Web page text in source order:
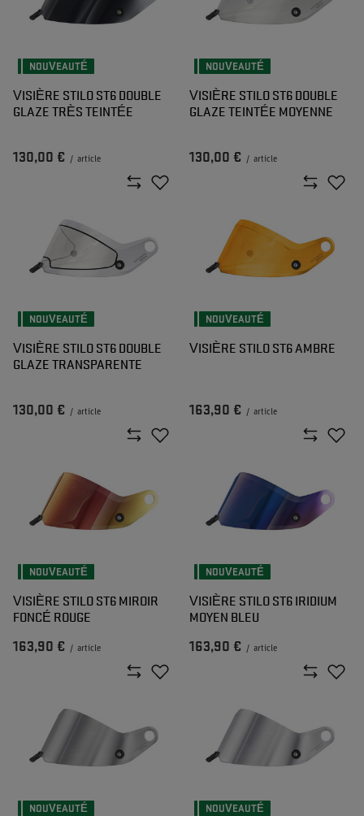
NOUVEAUTÉ
VISIÈRE STILO ST6 DOUBLE
GLAZE TRÈS TEINTÉE
130,00 € / article
NOUVEAUTÉ
VISIÈRE STILO ST6 DOUBLE
GLAZE TEINTÉE MOYENNE
130,00 € / article
NOUVEAUTÉ
VISIÈRE STILO ST6 DOUBLE
GLAZE TRANSPARENTE
130,00 € / article
NOUVEAUTÉ
VISIÈRE STILO ST6 AMBRE
163,90 € / article
NOUVEAUTÉ
VISIÈRE STILO ST6 MIROIR
FONCÉ ROUGE
163,90 € / article
NOUVEAUTÉ
VISIÈRE STILO ST6 IRIDIUM
MOYEN BLEU
163,90 € / article
NOUVEAUTÉ NOUVEAUTÉ